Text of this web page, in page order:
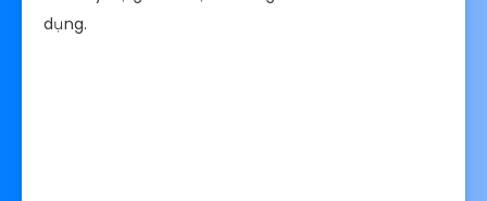
dụng.